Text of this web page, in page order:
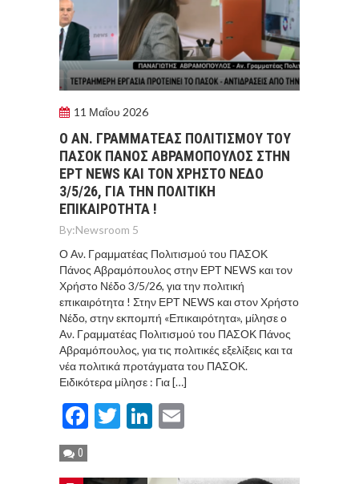
11 Μαΐου 2026
Ο ΑΝ. ΓΡΑΜΜΑΤΈΑΣ ΠΟΛΙΤΙΣΜΟΎ ΤΟΥ
ΠΑΣΟΚ ΠΆΝΟΣ ΑΒΡΑΜΌΠΟΥΛΟΣ ΣΤΗΝ
ΕΡΤ NEWS ΚΑΙ ΤΟΝ ΧΡΉΣΤΟ ΝΈΔΟ
3/5/26, ΓΙΑ ΤΗΝ ΠΟΛΙΤΙΚΉ
ΕΠΙΚΑΙΡΌΤΗΤΑ !
By:Newsroom 5
Ο Αν. Γραμματέας Πολιτισμού του ΠΑΣΟΚ
Πάνος Αβραμόπουλος στην ΕΡΤ NEWS και τον
Χρήστο Νέδο 3/5/26, για την πολιτική
επικαιρότητα ! Στην ΕΡΤ NEWS και στον Χρήστο
Νέδο, στην εκπομπή «Επικαιρότητα», μίλησε ο
Αν. Γραμματέας Πολιτισμού του ΠΑΣΟΚ Πάνος
Αβραμόπουλος, για τις πολιτικές εξελίξεις και τα
νέα πολιτικά προτάγματα του ΠΑΣΟΚ.
Ειδικότερα μίλησε : Για […]
Facebook
TwitterLinkedIn
0